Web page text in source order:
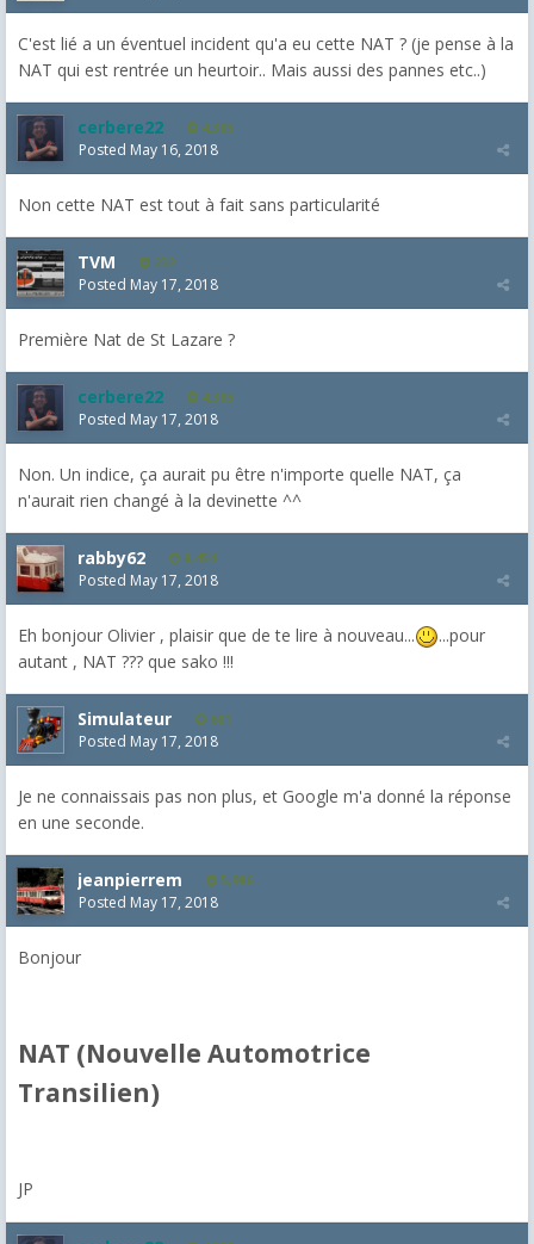
C'est lié a un éventuel incident qu'a eu cette NAT ? (je pense à la
NAT qui est rentrée un heurtoir.. Mais aussi des pannes etc..)
cerbere22 4,385
Posted May 16, 2018
Non cette NAT est tout à fait sans particularité
TVM 232
Posted May 17, 2018
Première Nat de St Lazare ?
cerbere22 4,385
Posted May 17, 2018
Non. Un indice, ça aurait pu être n'importe quelle NAT, ça
n'aurait rien changé à la devinette ^^
rabby62 8,454
Posted May 17, 2018
Eh bonjour Olivier , plaisir que de te lire à nouveau...
...pour
autant , NAT ??? que sako !!!
Simulateur 681
Posted May 17, 2018
Je ne connaissais pas non plus, et Google m'a donné la réponse
en une seconde.
jeanpierrem 5,986
Posted May 17, 2018
Bonjour
NAT (Nouvelle Automotrice
Transilien)
JP